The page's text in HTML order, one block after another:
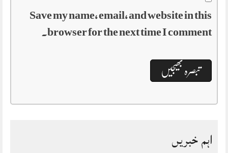
Save my name, email, and website in this
browser for the next time I comment.
اہم خبریں